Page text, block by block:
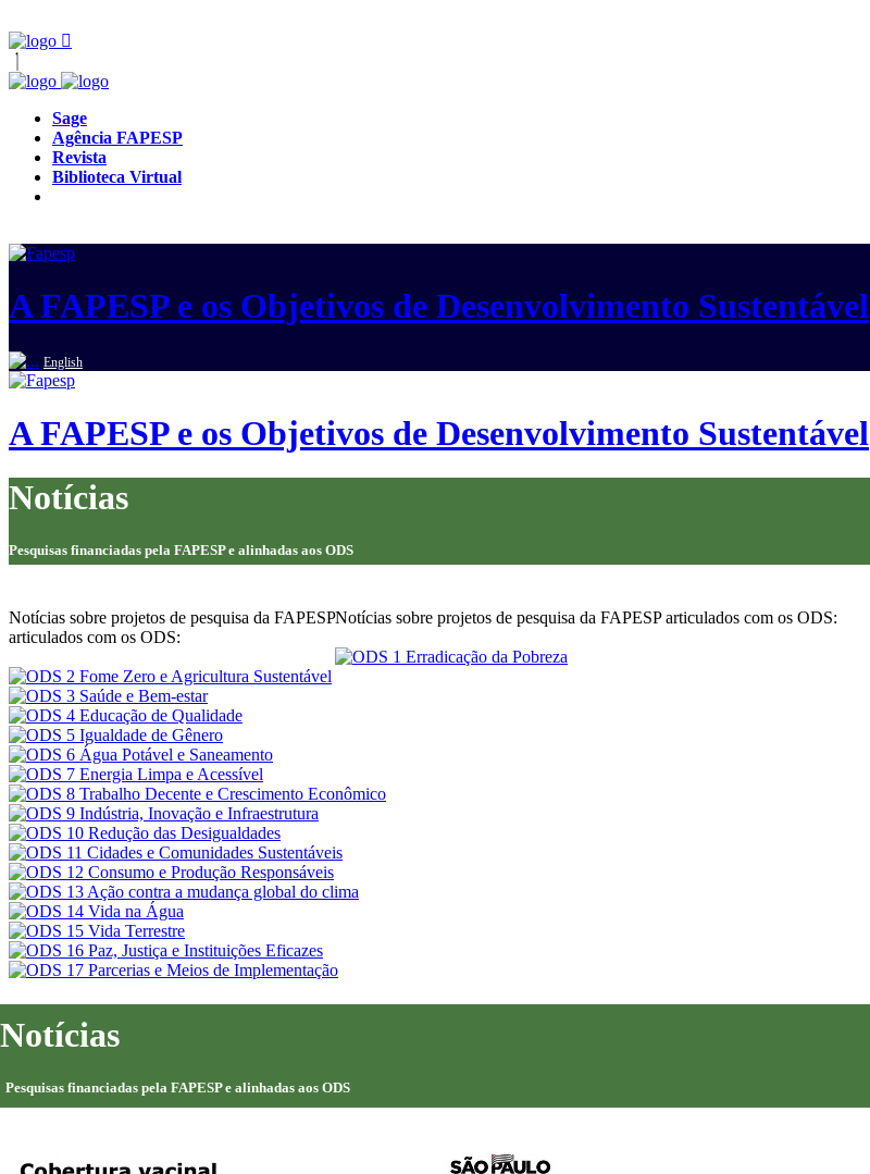
Sage
Agência FAPESP
Revista
Biblioteca Virtual
A FAPESP e os Objetivos de Desenvolvimento Sustentável
English
A FAPESP e os Objetivos de Desenvolvimento Sustentável
Notícias
Pesquisas financiadas pela FAPESP e alinhadas aos ODS
Notícias sobre projetos de pesquisa da FAPESP
articulados com os ODS:
Notícias sobre projetos de pesquisa da FAPESP articulados com os ODS:
Notícias
Pesquisas financiadas pela FAPESP e alinhadas aos ODS